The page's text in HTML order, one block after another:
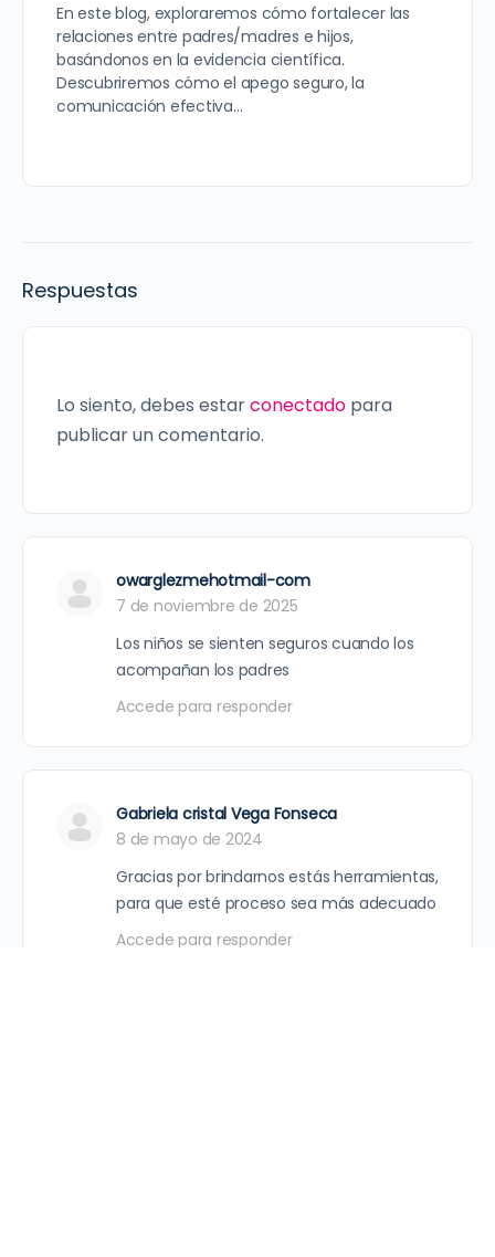
En este blog, exploraremos cómo fortalecer las
relaciones entre padres/madres e hijos,
basándonos en la evidencia científica.
Descubriremos cómo el apego seguro, la
comunicación efectiva…
Respuestas
Lo siento, debes estarconectado para
publicar un comentario.
owarglezmehotmail-com
7 de noviembre de 2025
Los niños se sienten seguros cuando los
acompañan los padres
Accede para responder
Gabriela cristal Vega Fonseca
8 de mayo de 2024
Gracias por brindarnos estás herramientas,
para que esté proceso sea más adecuado
Accede para responder